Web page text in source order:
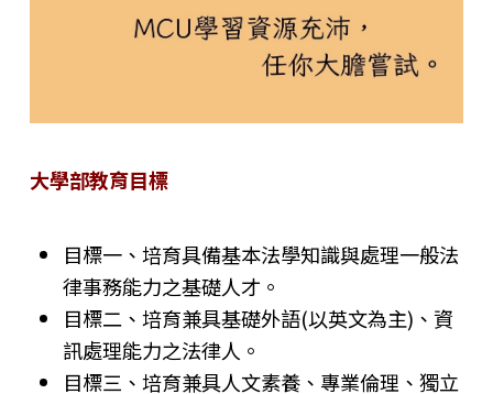
大學部教育目標
目標一、培育具備基本法學知識與處理一般法
律事務能力之基礎人才。
目標二、培育兼具基礎外語(以英文為主)、資
訊處理能力之法律人。
目標三、培育兼具人文素養、專業倫理、獨立